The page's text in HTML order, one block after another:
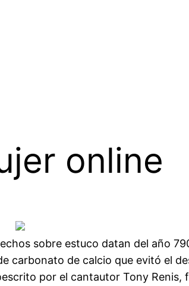
online
sobre estuco datan del año
carbonato de calcio que evitó el
por el cantautor Tony